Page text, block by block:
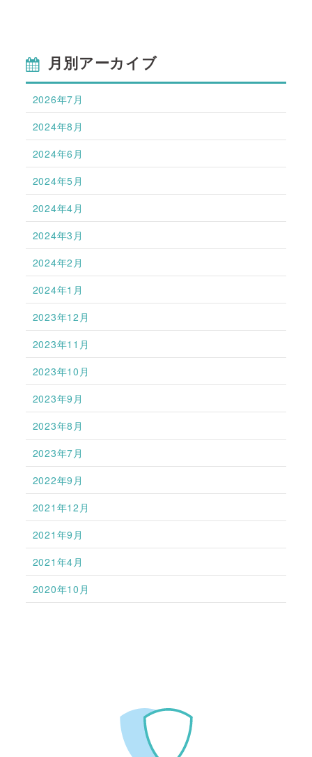
月別アーカイブ
2026年7月
2024年8月
2024年6月
2024年5月
2024年4月
2024年3月
2024年2月
2024年1月
2023年12月
2023年11月
2023年10月
2023年9月
2023年8月
2023年7月
2022年9月
2021年12月
2021年9月
2021年4月
2020年10月